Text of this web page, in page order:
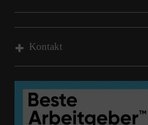
Malteser Werke
Malteser Werke Jugend & Soziales
Jobs in der Jugendhilfe
Kontakt
Malteser In Mundo
Thomas-Müntzer Str. 9 - 10
03042 Cottbus